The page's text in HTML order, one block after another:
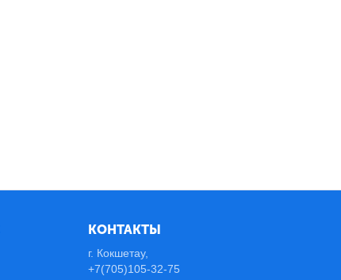
КОНТАКТЫ
г. Кокшетау,
+7(705)105-32-75